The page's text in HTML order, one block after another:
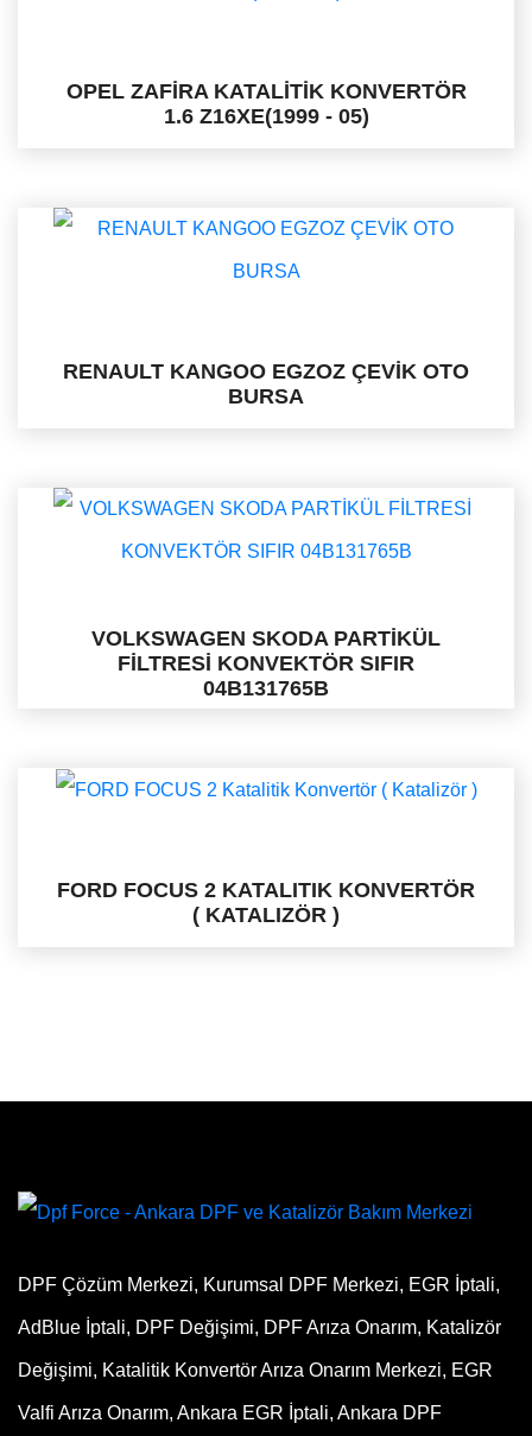
OPEL ZAFİRA KATALİTİK KONVERTÖR
1.6 Z16XE(1999 - 05)
RENAULT KANGOO EGZOZ ÇEVİK OTO
BURSA
VOLKSWAGEN SKODA PARTİKÜL
FİLTRESİ KONVEKTÖR SIFIR
04B131765B
FORD FOCUS 2 KATALITIK KONVERTÖR
( KATALIZÖR )
DPF Çözüm Merkezi, Kurumsal DPF Merkezi, EGR İptali,
AdBlue İptali, DPF Değişimi, DPF Arıza Onarım, Katalizör
Değişimi, Katalitik Konvertör Arıza Onarım Merkezi, EGR
Valfi Arıza Onarım, Ankara EGR İptali, Ankara DPF